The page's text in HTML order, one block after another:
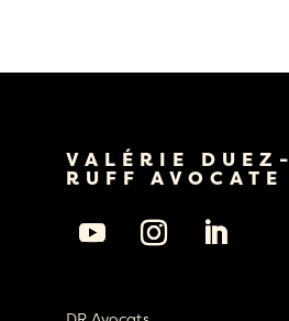
VALÉRIE DUEZ-
RUFF AVOCATE